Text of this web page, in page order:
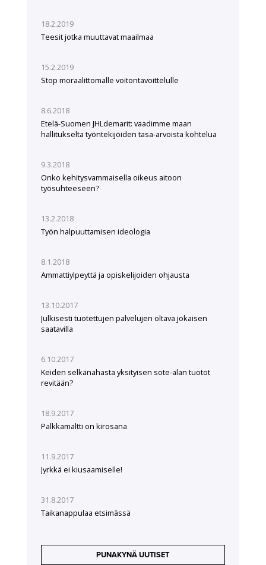
18.2.2019
Teesit jotka muuttavat maailmaa
15.2.2019
Stop moraalittomalle voitontavoittelulle
8.6.2018
Etelä-Suomen JHLdemarit: vaadimme maan
hallitukselta työntekijöiden tasa-arvoista kohtelua
9.3.2018
Onko kehitysvammaisella oikeus aitoon
työsuhteeseen?
13.2.2018
Työn halpuuttamisen ideologia
8.1.2018
Ammattiylpeyttä ja opiskelijoiden ohjausta
13.10.2017
Julkisesti tuotettujen palvelujen oltava jokaisen
saatavilla
6.10.2017
Keiden selkänahasta yksityisen sote-alan tuotot
revitään?
18.9.2017
Palkkamaltti on kirosana
11.9.2017
Jyrkkä ei kiusaamiselle!
31.8.2017
Taikanappulaa etsimässä
PUNAKYNÄ UUTISET